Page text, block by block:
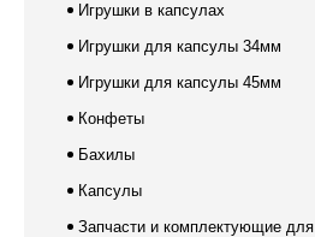
Игрушки в капсулах
Игрушки для капсулы 34мм
Игрушки для капсулы 45мм
Конфеты
Бахилы
Капсулы
Запчасти и комплектующие для